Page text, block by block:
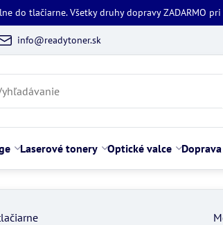
do tlačiarne. Všetky druhy dopravy ZADARMO
info@readytoner.sk
Laserové tonery Optické valce